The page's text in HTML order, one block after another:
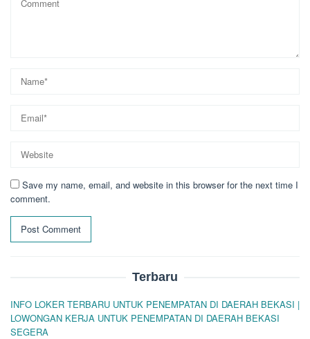
Save my name, email, and website in this browser for the next time I
comment.
Terbaru
INFO LOKER TERBARU UNTUK PENEMPATAN DI DAERAH BEKASI |
LOWONGAN KERJA UNTUK PENEMPATAN DI DAERAH BEKASI
SEGERA